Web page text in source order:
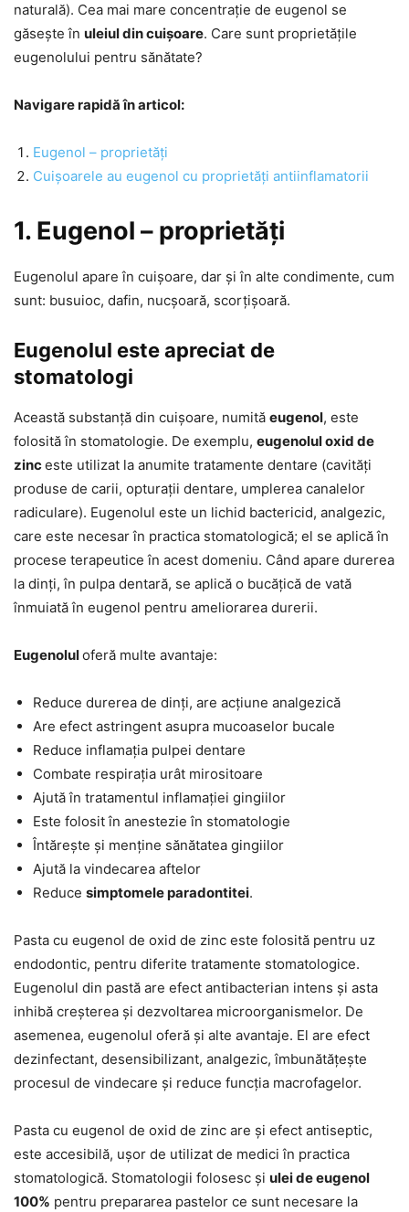
naturală). Cea mai mare concentrație de eugenol se
găsește în uleiul din cuișoare. Care sunt proprietățile
eugenolului pentru sănătate?
Navigare rapidă în articol:
Eugenol – proprietăți
Cuișoarele au eugenol cu proprietăți antiinflamatorii
1. Eugenol – proprietăți
Eugenolul apare în cuișoare, dar și în alte condimente, cum
sunt: busuioc, dafin, nucșoară, scorțișoară.
Eugenolul este apreciat de
stomatologi
Această substanță din cuișoare, numită eugenol, este
folosită în stomatologie. De exemplu, eugenolul oxid de
zinceste utilizat la anumite tratamente dentare (cavități
produse de carii, opturații dentare, umplerea canalelor
radiculare). Eugenolul este un lichid bactericid, analgezic,
care este necesar în practica stomatologică; el se aplică în
procese terapeutice în acest domeniu. Când apare durerea
la dinți, în pulpa dentară, se aplică o bucățică de vată
înmuiată în eugenol pentru ameliorarea durerii.
Eugenoluloferă multe avantaje:
Reduce durerea de dinți, are acțiune analgezică
Are efect astringent asupra mucoaselor bucale
Reduce inflamația pulpei dentare
Combate respirația urât mirositoare
Ajută în tratamentul inflamației gingiilor
Este folosit în anestezie în stomatologie
Întărește și menține sănătatea gingiilor
Ajută la vindecarea aftelor
Reduce simptomele paradontitei.
Pasta cu eugenol de oxid de zinc este folosită pentru uz
endodontic, pentru diferite tratamente stomatologice.
Eugenolul din pastă are efect antibacterian intens și asta
inhibă creșterea și dezvoltarea microorganismelor. De
asemenea, eugenolul oferă și alte avantaje. El are efect
dezinfectant, desensibilizant, analgezic, îmbunătățește
procesul de vindecare și reduce funcția macrofagelor.
Pasta cu eugenol de oxid de zinc are și efect antiseptic,
este accesibilă, ușor de utilizat de medici în practica
stomatologică. Stomatologii folosesc și ulei de eugenol
100% pentru prepararea pastelor ce sunt necesare la